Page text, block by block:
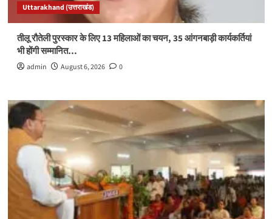
Uttarakhand (उत्तराखंड)
तीलू रौतेली पुरस्कार के लिए 13 महिलाओं का चयन, 35 आंगनबाड़ी कार्यकर्तियां
भी होंगी सम्मानित…
admin August 6, 2026 0